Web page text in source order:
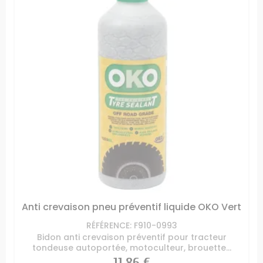
Anti crevaison pneu préventif liquide OKO Vert
RÉFÉRENCE: F910-0993
Bidon anti crevaison préventif pour tracteur
tondeuse autoportée, motoculteur, brouette...